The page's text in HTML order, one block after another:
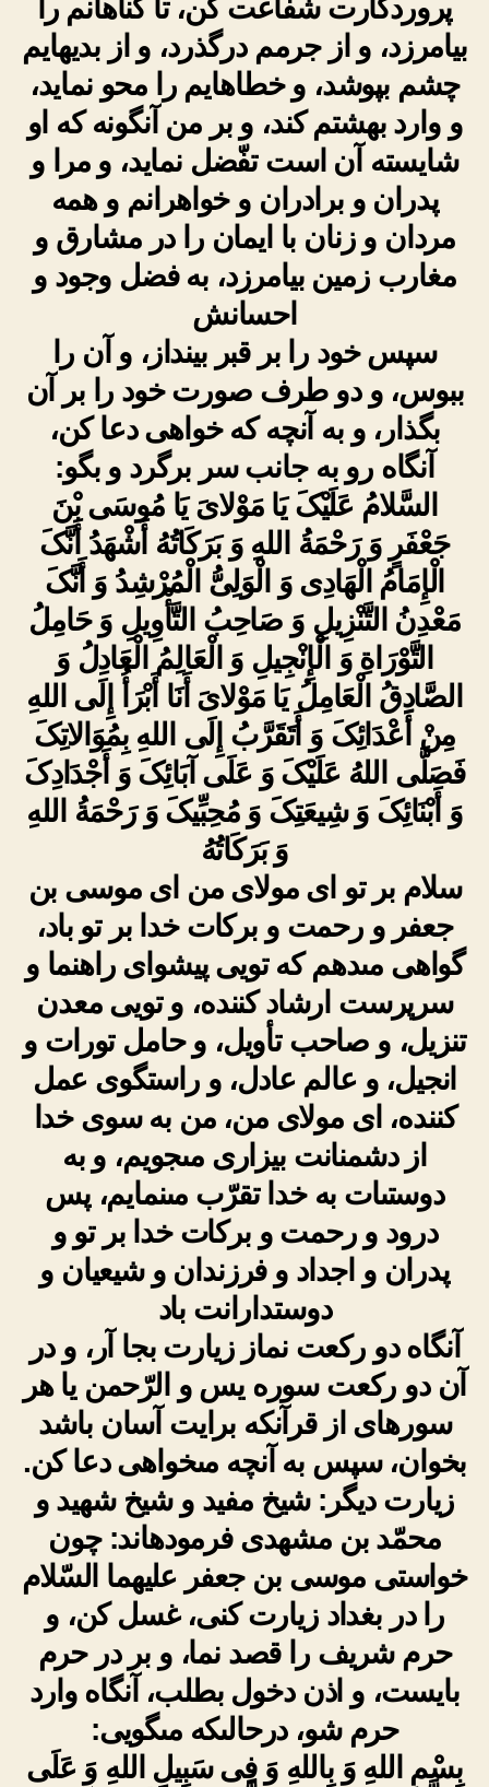
پروردگارت شفاعت کن، تا گناهانم را
بیامرزد، و از جرمم درگذرد، و از بدیهایم
چشم بپوشد، و خطاهایم را محو نماید،
و وارد بهشتم کند، و بر من آن‏گونه که او
شایسته آن است تفّضل نماید، و مرا و
پدران و برادران و خواهرانم و همه
مردان و زنان با ایمان را در مشارق و
مغارب زمین بیامرزد، به فضل وجود و
احسانش
سپس خود را بر قبر بینداز، و آن را
ببوس، و دو طرف صورت خود را بر آن
بگذار، و به آنچه که خواهى دعا کن،
آنگاه رو به جانب سر برگرد و بگو:
السَّلامُ عَلَیْکَ یَا مَوْلایَ یَا مُوسَى بْنَ
جَعْفَرٍ وَ رَحْمَةُ اللهِ وَ بَرَکَاتُهُ أَشْهَدُ أَنَّکَ
الْإِمَامُ الْهَادِی وَ الْوَلِیُّ الْمُرْشِدُ وَ أَنَّکَ
مَعْدِنُ التَّنْزِیلِ وَ صَاحِبُ التَّأْوِیلِ وَ حَامِلُ
التَّوْرَاةِ وَ الْإِنْجِیلِ وَ الْعَالِمُ الْعَادِلُ وَ
الصَّادِقُ الْعَامِلُ یَا مَوْلایَ أَنَا أَبْرَأُ إِلَى اللهِ
مِنْ أَعْدَائِکَ وَ أَتَقَرَّبُ إِلَى اللهِ بِمُوَالاتِکَ
فَصَلَّى اللهُ عَلَیْکَ وَ عَلَى آبَائِکَ وَ أَجْدَادِکَ
وَ أَبْنَائِکَ وَ شِیعَتِکَ وَ مُحِبِّیکَ وَ رَحْمَةُ اللهِ
وَ بَرَکَاتُهُ
سلام بر تو اى مولاى من اى موسى بن
جعفر و رحمت و برکات خدا بر تو باد،
گواهى مى‏دهم که تویى پیشواى‏ راهنما و
سرپرست ارشاد کننده، و تویى معدن
تنزیل، و صاحب تأویل، و حامل تورات‏ و
انجیل، و عالم عادل، و راستگوى عمل
کننده، اى مولاى من، من به سوى خدا
از دشمنانت بیزارى‏ مى‏جویم، و به
دوستى‏ات به خدا تقرّب مى‏نمایم، پس
درود و رحمت و برکات خدا بر تو و
پدران و اجداد و فرزندان و شیعیان و
دوستدارانت باد
آنگاه دو رکعت نماز زیارت بجا آر، و در
آن دو رکعت‏ سوره یس و الرّحمن یا هر
سوره‏اى از قرآن‏که برایت آسان باشد
بخوان، سپس به آنچه مى‏خواهى دعا کن.
زیارت دیگر: شیخ مفید و شیخ شهید و
محمّد بن مشهدى فرموده‏اند: چون
خواستى موسى بن جعفر علیهما السّلام
را در بغداد زیارت کنى، غسل کن، و
حرم شریف را قصد نما، و بر در حرم
بایست، و اذن دخول بطلب، آنگاه وارد
حرم شو، درحالى‏که مى‏گویى:
بِسْمِ اللهِ وَ بِاللهِ وَ فِی سَبِیلِ اللهِ وَ عَلَى